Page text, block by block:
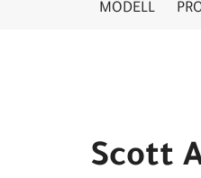
MODELL
Scott